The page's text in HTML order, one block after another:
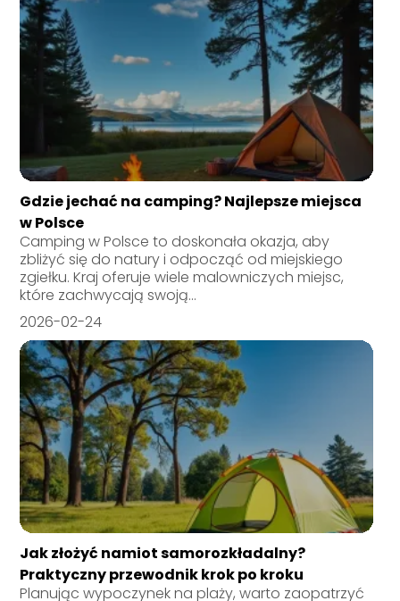
Gdzie jechać na camping? Najlepsze miejsca
w Polsce
Camping w Polsce to doskonała okazja, aby
zbliżyć się do natury i odpocząć od miejskiego
zgiełku. Kraj oferuje wiele malowniczych miejsc,
które zachwycają swoją...
2026-02-24
Jak złożyć namiot samorozkładalny?
Praktyczny przewodnik krok po kroku
Planując wypoczynek na plaży, warto zaopatrzyć